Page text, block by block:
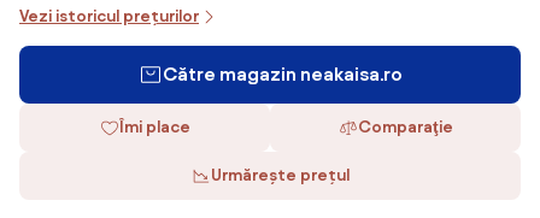
Vezi istoricul prețurilor
Către magazin neakaisa.ro
Îmi place Comparaţie
Urmărește prețul